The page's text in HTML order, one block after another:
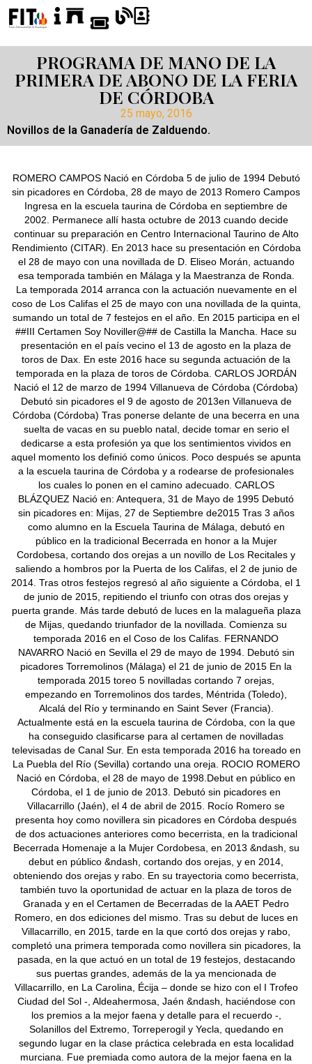
PROGRAMA DE MANO DE LA
PRIMERA DE ABONO DE LA FERIA
DE CÓRDOBA
25 mayo, 2016
Novillos de la Ganadería de Zalduendo.
ROMERO CAMPOS Nació en Córdoba 5 de julio de 1994 Debutó
sin picadores en Córdoba, 28 de mayo de 2013 Romero Campos
Ingresa en la escuela taurina de Córdoba en septiembre de
2002. Permanece allí hasta octubre de 2013 cuando decide
continuar su preparación en Centro Internacional Taurino de Alto
Rendimiento (CITAR). En 2013 hace su presentación en Córdoba
el 28 de mayo con una novillada de D. Eliseo Morán, actuando
esa temporada también en Málaga y la Maestranza de Ronda.
La temporada 2014 arranca con la actuación nuevamente en el
coso de Los Califas el 25 de mayo con una novillada de la quinta,
sumando un total de 7 festejos en el año. En 2015 participa en el
##III Certamen Soy Noviller@## de Castilla la Mancha. Hace su
presentación en el país vecino el 13 de agosto en la plaza de
toros de Dax. En este 2016 hace su segunda actuación de la
temporada en la plaza de toros de Córdoba. CARLOS JORDÁN
Nació el 12 de marzo de 1994 Villanueva de Córdoba (Córdoba)
Debutó sin picadores el 9 de agosto de 2013en Villanueva de
Córdoba (Córdoba) Tras ponerse delante de una becerra en una
suelta de vacas en su pueblo natal, decide tomar en serio el
dedicarse a esta profesión ya que los sentimientos vividos en
aquel momento los definió como únicos. Poco después se apunta
a la escuela taurina de Córdoba y a rodearse de profesionales
los cuales lo ponen en el camino adecuado. CARLOS
BLÁZQUEZ Nació en: Antequera, 31 de Mayo de 1995 Debutó
sin picadores en: Mijas, 27 de Septiembre de2015 Tras 3 años
como alumno en la Escuela Taurina de Málaga, debutó en
público en la tradicional Becerrada en honor a la Mujer
Cordobesa, cortando dos orejas a un novillo de Los Recitales y
saliendo a hombros por la Puerta de los Califas, el 2 de junio de
2014. Tras otros festejos regresó al año siguiente a Córdoba, el 1
de junio de 2015, repitiendo el triunfo con otras dos orejas y
puerta grande. Más tarde debutó de luces en la malagueña plaza
de Mijas, quedando triunfador de la novillada. Comienza su
temporada 2016 en el Coso de los Califas. FERNANDO
NAVARRO Nació en Sevilla el 29 de mayo de 1994. Debutó sin
picadores Torremolinos (Málaga) el 21 de junio de 2015 En la
temporada 2015 toreo 5 novilladas cortando 7 orejas,
empezando en Torremolinos dos tardes, Méntrida (Toledo),
Alcalá del Río y terminando en Saint Sever (Francia).
Actualmente está en la escuela taurina de Córdoba, con la que
ha conseguido clasificarse para al certamen de novilladas
televisadas de Canal Sur. En esta temporada 2016 ha toreado en
La Puebla del Río (Sevilla) cortando una oreja. ROCIO ROMERO
Nació en Córdoba, el 28 de mayo de 1998.Debut en público en
Córdoba, el 1 de junio de 2013. Debutó sin picadores en
Villacarrillo (Jaén), el 4 de abril de 2015. Rocío Romero se
presenta hoy como novillera sin picadores en Córdoba después
de dos actuaciones anteriores como becerrista, en la tradicional
Becerrada Homenaje a la Mujer Cordobesa, en 2013 &ndash, su
debut en público &ndash, cortando dos orejas, y en 2014,
obteniendo dos orejas y rabo. En su trayectoria como becerrista,
también tuvo la oportunidad de actuar en la plaza de toros de
Granada y en el Certamen de Becerradas de la AAET Pedro
Romero, en dos ediciones del mismo. Tras su debut de luces en
Villacarrillo, en 2015, tarde en la que cortó dos orejas y rabo,
completó una primera temporada como novillera sin picadores, la
pasada, en la que actuó en un total de 19 festejos, destacando
sus puertas grandes, además de la ya mencionada de
Villacarrillo, en La Carolina, Écija – donde se hizo con el I Trofeo
Ciudad del Sol -, Aldeahermosa, Jaén &ndash, haciéndose con
los premios a la mejor faena y detalle para el recuerdo -,
Solanillos del Extremo, Torreperogil y Yecla, quedando en
segundo lugar en la clase práctica celebrada en esta localidad
murciana. Fue premiada como autora de la mejor faena en la